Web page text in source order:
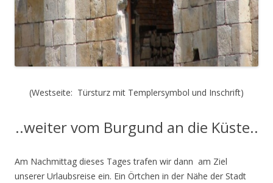
(Westseite: Türsturz mit Templersymbol und Inschrift)
..weiter vom Burgund an die Küste..
Am Nachmittag dieses Tages trafen wir dann am Ziel
unserer Urlaubsreise ein. Ein Örtchen in der Nähe der Stadt